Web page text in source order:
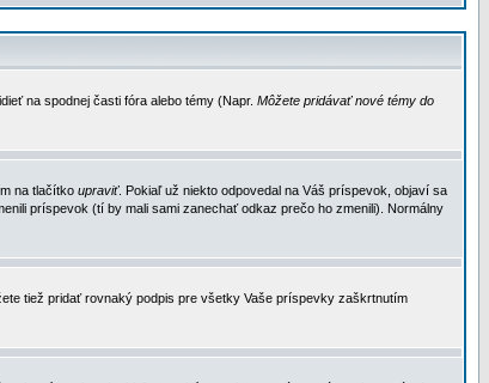
na spodnej časti fóra alebo témy (Napr. Môžete pridávať nové témy do
na tlačítko upraviť. Pokiaľ už niekto odpovedal na Váš príspevok, objaví sa
príspevok (tí by mali sami zanechať odkaz prečo ho zmenili). Normálny
tiež pridať rovnaký podpis pre všetky Vaše príspevky zaškrtnutím